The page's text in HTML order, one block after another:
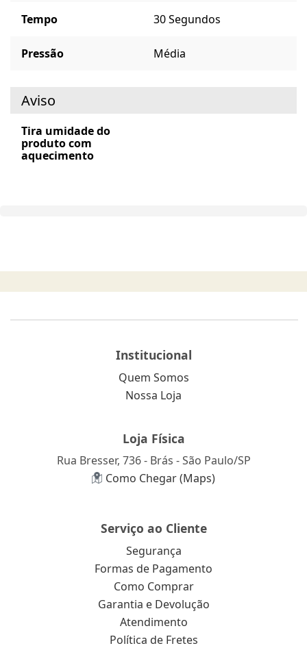
Tempo 30 Segundos
Pressão Média
Aviso
Tira umidade do
produto com
aquecimento
Institucional
Quem Somos
Nossa Loja
Loja Física
Rua Bresser, 736 - Brás - São Paulo/SP
Como Chegar (Maps)
Serviço ao Cliente
Segurança
Formas de Pagamento
Como Comprar
Garantia e Devolução
Atendimento
Política de Fretes